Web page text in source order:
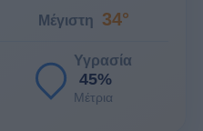
Μέγιστη 34°
Υγρασία
45%
Μέτρια